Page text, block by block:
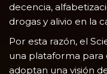
decencia,
drogas y alivio en la
Por esta razón, el
una plataforma para
adoptan una visión